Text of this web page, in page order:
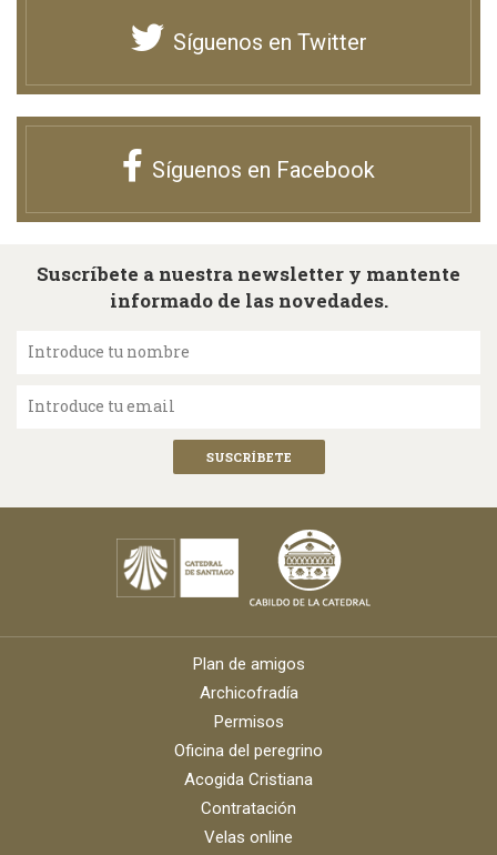
Síguenos en Twitter
Síguenos en Facebook
Suscríbete a nuestra newsletter y mantente
informado de las novedades.
Introduce tu nombre
Introduce tu email
Plan de amigos
Archicofradía
Permisos
Oficina del peregrino
Acogida Cristiana
Contratación
Velas online